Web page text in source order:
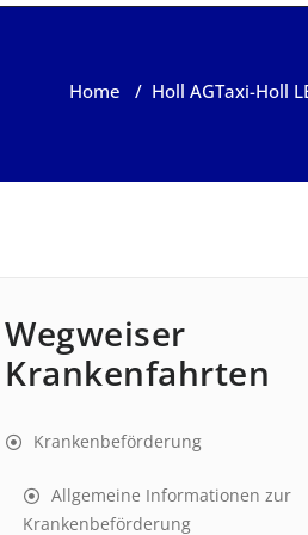
Home / Holl AGTaxi-Holl
Wegweiser
Krankenfahrten
Krankenbeförderung
Allgemeine Informationen zur
Krankenbeförderung